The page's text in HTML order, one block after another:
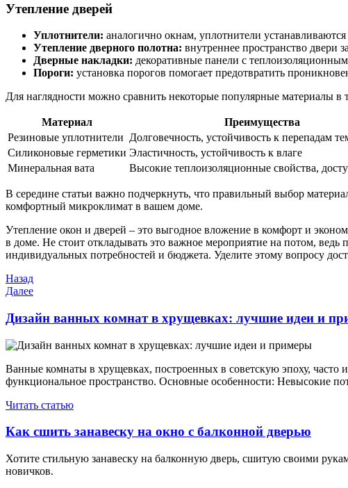
Утепление дверей
Уплотнители: аналогично окнам, уплотнители
Утепление дверного полотна: внутреннее пространство двери
Дверные накладки: декоративные панели с
Пороги: установка порогов помогает предотвратить
Для наглядности можно сравнить некоторые популярные материалы в
Материал Преимущества
Резиновые уплотнители Долговечность, устойчивость к перепадам
Силиконовые герметики Эластичность, устойчивость к влаге
Минеральная вата
Высокие теплоизоляционные свойства,
В середине статьи важно подчеркнуть, что правильный выбор
комфортный микроклимат в вашем доме.
Утепление окон и дверей – это выгодное вложение в комфорт и
в доме. Не стоит откладывать это важное мероприятие на потом,
индивидуальных потребностей и бюджета. Уделите этому вопросу
Навигация
по
записям
Предыдущая
запись
Назад
Следующая
Далее
Дизайн ванных комнат в хрущевках: лучшие идеи и
Ванные комнаты в хрущевках, построенных в советскую эпоху,
функциональное пространство. Основные особенности: Невысокие
Читать статью
Как сшить занавеску на окно с балконной дверью
Хотите стильную занавеску на балконную дверь, сшитую своими
новичков.